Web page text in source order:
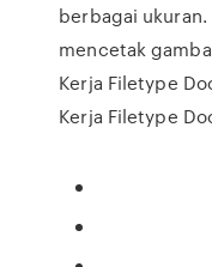
berbagai
mencetak
Kerja Filetype
Kerja Filetype